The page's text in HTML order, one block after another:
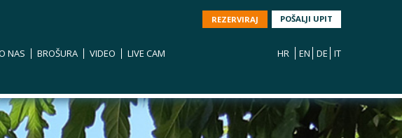
REZERVIRAJ POŠALJI UPIT
NAS BROŠURA VIDEO
LIVE CAM
HR EN DE IT